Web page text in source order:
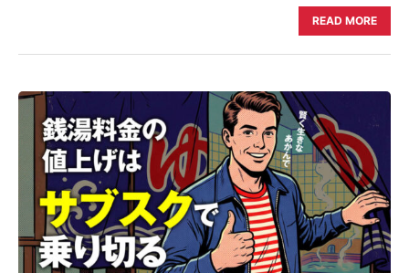
READ MORE